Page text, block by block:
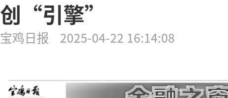
创“引擎”
宝鸡日报 2025-04-22 16:14:08